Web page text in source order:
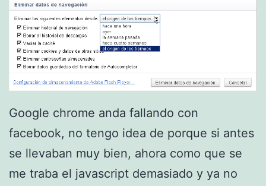
Google chrome anda fallando con
facebook, no tengo idea de porque si antes
se llevaban muy bien, ahora como que se
me traba el javascript demasiado y ya no